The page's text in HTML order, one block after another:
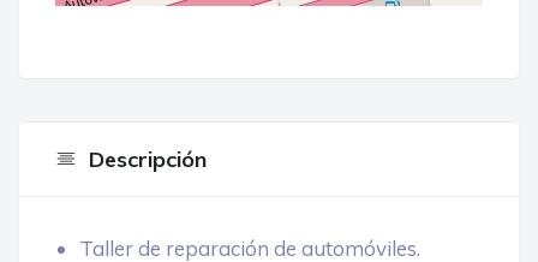
Descripción
Taller de reparación de automóviles.